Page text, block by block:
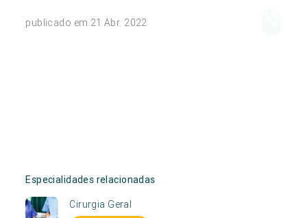
publicado em 21 Abr. 2022
Especialidades relacionadas
Cirurgia Geral